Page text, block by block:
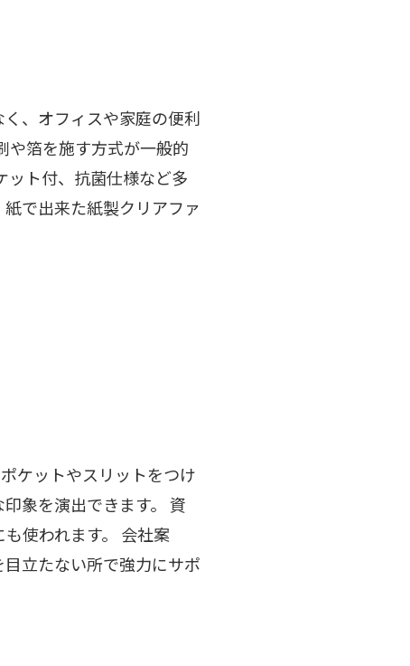
、オフィスや家庭の便利
や箔を施す方式が一般的
ット付、抗菌仕様など多
で出来た紙製クリアファ
ケットやスリットをつけ
象を演出できます。 資
使われます。 会社案
立たない所で強力にサポ